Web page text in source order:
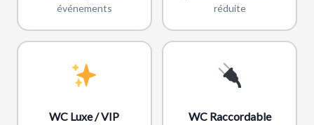
événements
réduite
WC Luxe / VIP WC Raccordable